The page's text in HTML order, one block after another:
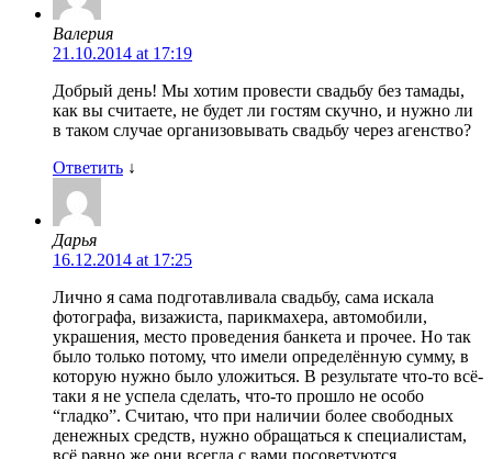
Валерия
21.10.2014 at 17:19
Добрый день! Мы хотим провести свадьбу без тамады,
как вы считаете, не будет ли гостям скучно, и нужно ли
в таком случае организовывать свадьбу через агенство?
Ответить ↓
Дарья
16.12.2014 at 17:25
Лично я сама подготавливала свадьбу, сама искала
фотографа, визажиста, парикмахера, автомобили,
украшения, место проведения банкета и прочее. Но так
было только потому, что имели определённую сумму, в
которую нужно было уложиться. В результате что-то всё-
таки я не успела сделать, что-то прошло не особо
“гладко”. Считаю, что при наличии более свободных
денежных средств, нужно обращаться к специалистам,